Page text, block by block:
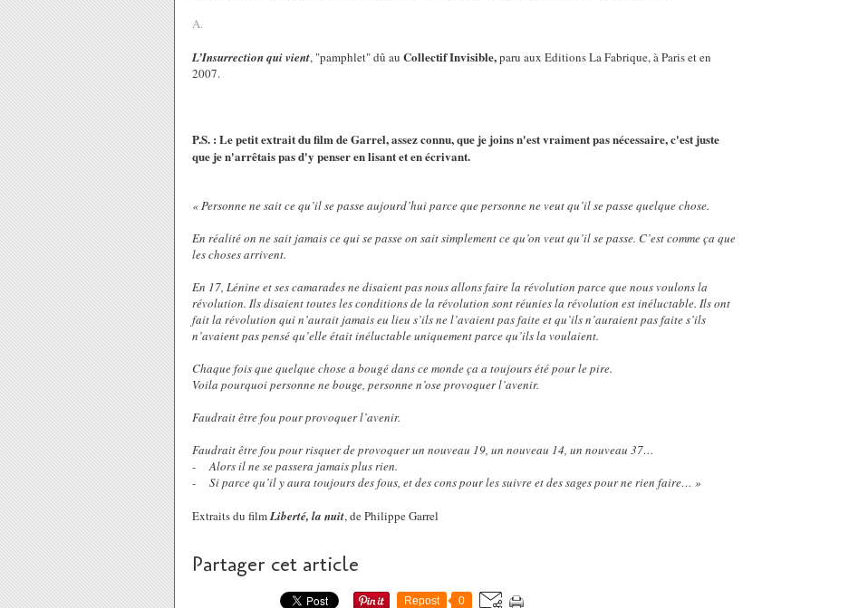
A.
L’Insurrection qui vient, "pamphlet" dû au Collectif Invisible,paru aux Editions La Fabrique, à Paris et en
2007.
P.S. : Le petit extrait du film de Garrel, assez connu, que je joins n'est vraiment pas nécessaire, c'est juste
que je n'arrêtais pas d'y penser en lisant et en écrivant.
« Personne ne sait ce qu’il se passe aujourd’hui parce que personne ne veut qu’il se passe quelque chose.
En réalité on ne sait jamais ce qui se passe on sait simplement ce qu’on veut qu’il se passe. C’est comme ça que
les choses arrivent.
En 17, Lénine et ses camarades ne disaient pas nous allons faire la révolution parce que nous voulons la
révolution. Ils disaient toutes les conditions de la révolution sont réunies la révolution est inéluctable. Ils ont
fait la révolution qui n’aurait jamais eu lieu s’ils ne l’avaient pas faite et qu’ils n’auraient pas faite s’ils
n’avaient pas pensé qu’elle était inéluctable uniquement parce qu’ils la voulaient.
Chaque fois que quelque chose a bougé dans ce monde ça a toujours été pour le pire.
Voila pourquoi personne ne bouge, personne n’ose provoquer l’avenir.
Faudrait être fou pour provoquer l’avenir.
Faudrait être fou pour risquer de provoquer un nouveau 19, un nouveau 14, un nouveau 37…
- Alors il ne se passera jamais plus rien.
- Si parce qu’il y aura toujours des fous, et des cons pour les suivre et des sages pour ne rien faire… »
Extraits du filmLiberté, la nuit, de Philippe Garrel
Partager cet article
Repost 0